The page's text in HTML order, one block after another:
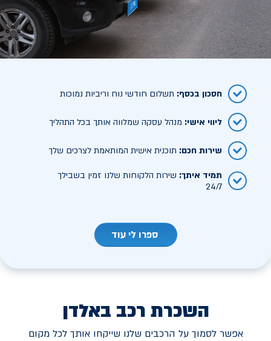
חסכון בכסף: תשלום חודשי נוח וריביות נמוכות
ליווי אישי: מנהל עסקה שמלווה אותך בכל התהליך
שירות חכם: תוכנית אישית המותאמת לצרכים שלך
תמיד איתך: שירות הלקוחות שלנו זמין בשבילך
24/7
ספרו לי עוד
השכרת רכב באלדן
אפשר לסמוך על הרכבים שלנו שייקחו אותך לכל מקום